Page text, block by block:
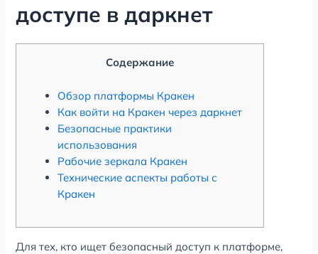
доступе в даркнет
Содержание
Обзор платформы Кракен
Как войти на Кракен через даркнет
Безопасные практики
использования
Рабочие зеркала Кракен
Технические аспекты работы с
Кракен
Для тех, кто ищет безопасный доступ к платформе,